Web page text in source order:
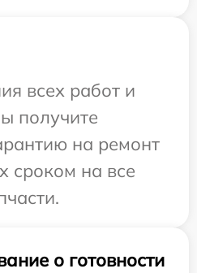
всех работ и
получите
на ремонт
сроком на все
о готовности